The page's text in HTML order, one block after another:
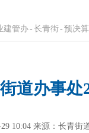
建管办- 长青街- 预决
道办事处
10:04 来源：长青街